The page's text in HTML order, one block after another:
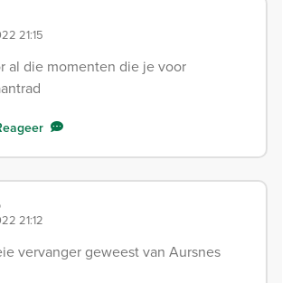
21:15
al die momenten die je voor
21:12
vervanger geweest van Aursnes